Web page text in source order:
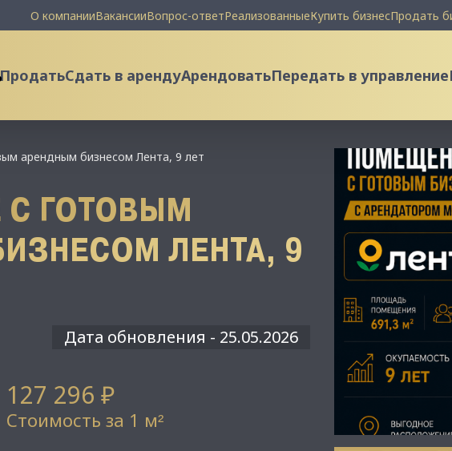
О компанииВакансииВопрос-ответРеализованныеКупить бизнесПродать
Сдать в арендуАрендоватьПередать в управление
арендным бизнесом Лента, 9 лет
ГОТОВЫМ
ЛЕНТА, 9
Дата обновления - 25.05.2026
127 296 ₽
Стоимость за 1 м²